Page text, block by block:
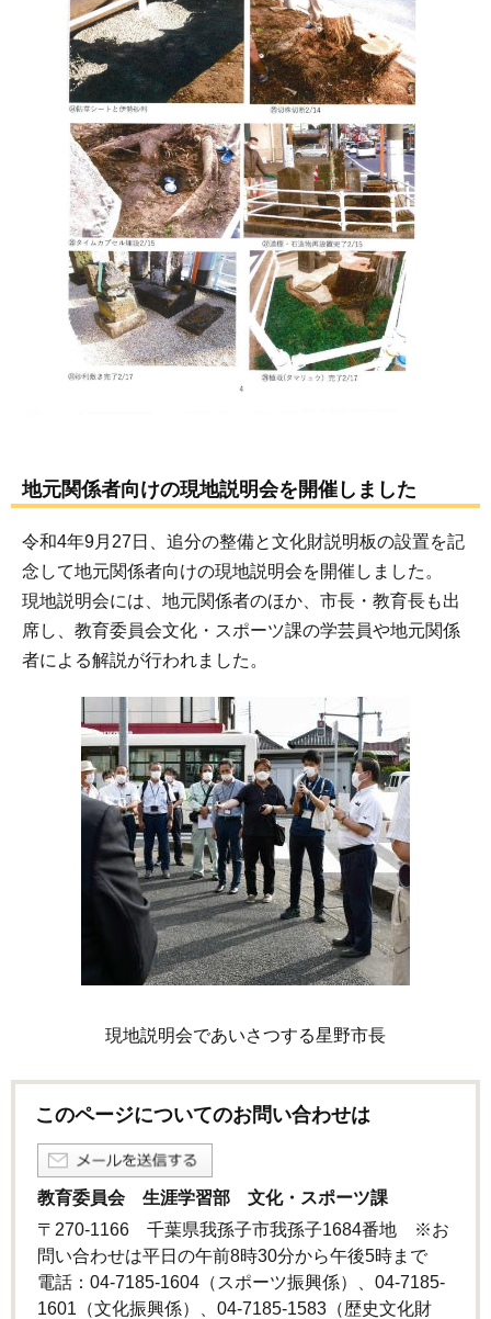
地元関係者向けの現地説明会を開催しました
令和4年9月27日、追分の整備と文化財説明板の設置を記
念して地元関係者向けの現地説明会を開催しました。
現地説明会には、地元関係者のほか、市長・教育長も出
席し、教育委員会文化・スポーツ課の学芸員や地元関係
者による解説が行われました。
現地説明会であいさつする星野市長
このページについてのお問い合わせは
教育委員会 生涯学習部 文化・スポーツ課
〒270-1166 千葉県我孫子市我孫子1684番地 ※お
問い合わせは平日の午前8時30分から午後5時まで
電話：04-7185-1604（スポーツ振興係）、04-7185-
1601（文化振興係）、04-7185-1583（歴史文化財